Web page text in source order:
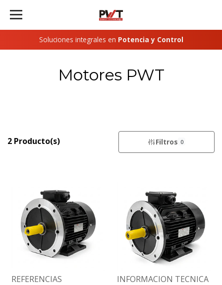
Soluciones integrales en Potencia y Control
Motores PWT
2 Producto(s) Filtros 0
REFERENCIAS INFORMACION TECNICA